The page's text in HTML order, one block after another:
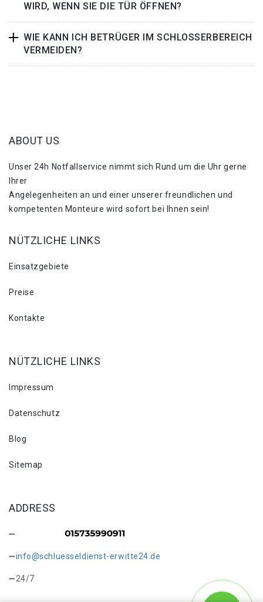
WIRD, WENN SIE DIE TÜR ÖFFNEN?
WIE KANN ICH BETRÜGER IM SCHLOSSERBEREICH
VERMEIDEN?
ABOUT US
Unser 24h Notfallservice nimmt sich Rund um die Uhr gerne
Ihrer
Angelegenheiten an und einer unserer freundlichen und
kompetenten Monteure wird sofort bei Ihnen sein!
NÜTZLICHE LINKS
Einsatzgebiete
Preise
Kontakte
NÜTZLICHE LINKS
Impressum
Datenschutz
Blog
Sitemap
ADDRESS
info@schluesseldienst-erwitte24.de
24/7